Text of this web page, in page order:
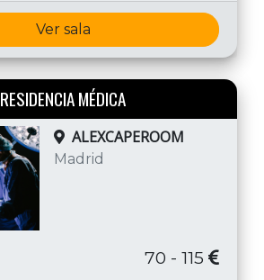
Ver sala
RESIDENCIA MÉDICA
ALEXCAPEROOM
Madrid
70 - 115